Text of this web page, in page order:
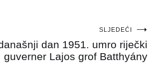
SLJEDEĆI
dan 1951. umro riječki
guverner Lajos grof Batthyány